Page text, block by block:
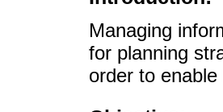
Managing
for planning
order to